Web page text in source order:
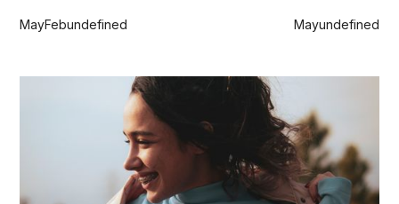
MayFebundefined Mayundefined